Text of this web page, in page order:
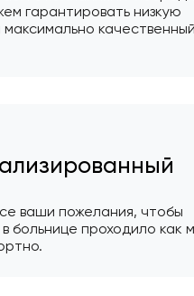
гарантировать низкую
максимально качественный
ваши пожелания, чтобы
больнице проходило как